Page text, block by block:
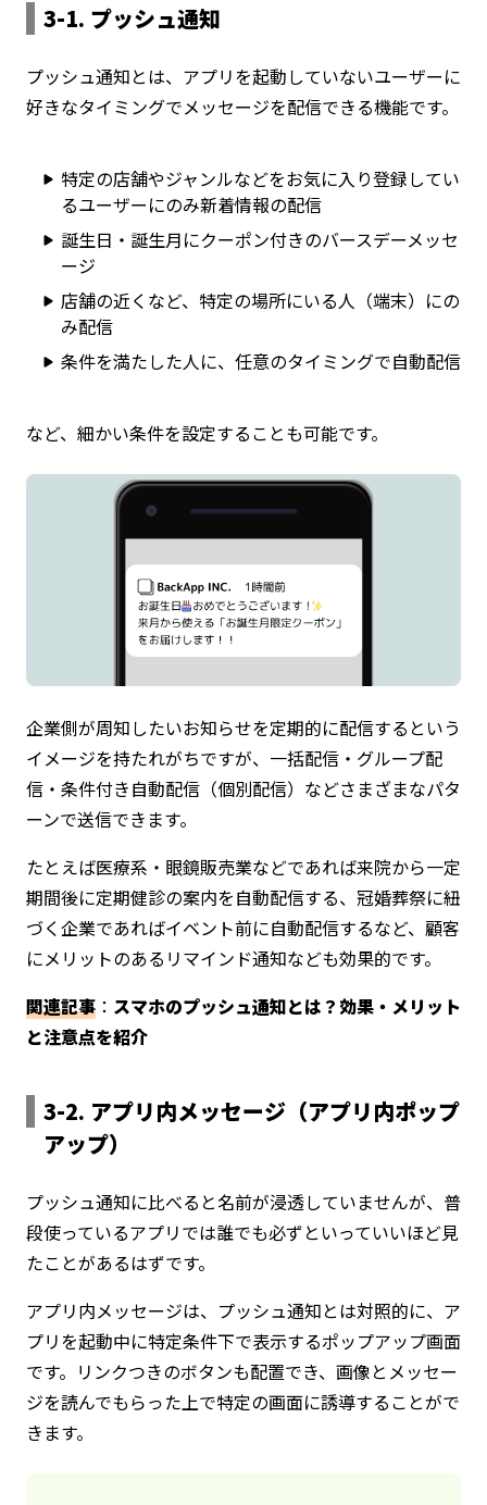
3-1. プッシュ通知
プッシュ通知とは、アプリを起動していないユーザーに
好きなタイミングでメッセージを配信できる機能です。
特定の店舗やジャンルなどをお気に入り登録してい
るユーザーにのみ新着情報の配信
誕生日・誕生月にクーポン付きのバースデーメッセ
ージ
店舗の近くなど、特定の場所にいる人（端末）にの
み配信
条件を満たした人に、任意のタイミングで自動配信
など、細かい条件を設定することも可能です。
企業側が周知したいお知らせを定期的に配信するという
イメージを持たれがちですが、一括配信・グループ配
信・条件付き自動配信（個別配信）などさまざまなパタ
ーンで送信できます。
たとえば医療系・眼鏡販売業などであれば来院から一定
期間後に定期健診の案内を自動配信する、冠婚葬祭に紐
づく企業であればイベント前に自動配信するなど、顧客
にメリットのあるリマインド通知なども効果的です。
関連記事 ： スマホのプッシュ通知とは？効果・メリット
と注意点を紹介
3-2. アプリ内メッセージ（アプリ内ポップ
アップ）
プッシュ通知に比べると名前が浸透していませんが、普
段使っているアプリでは誰でも必ずといっていいほど見
たことがあるはずです。
アプリ内メッセージは、プッシュ通知とは対照的に、ア
プリを起動中に特定条件下で表示するポップアップ画面
です。リンクつきのボタンも配置でき、画像とメッセー
ジを読んでもらった上で特定の画面に誘導することがで
きます。